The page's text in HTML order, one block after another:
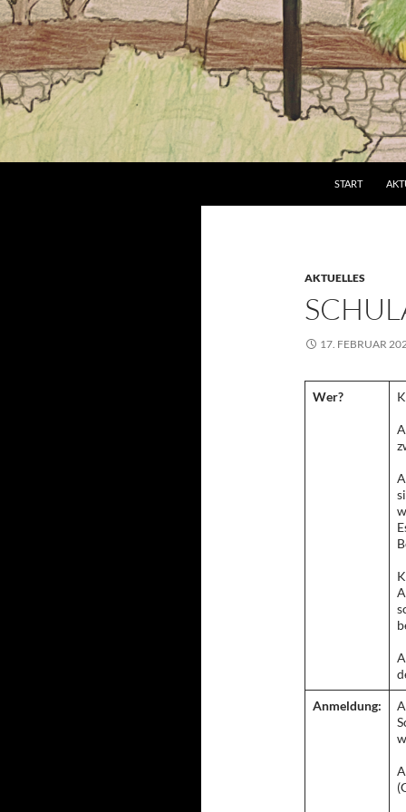
START
AKTUELLES
17. FEBRUAR
Wer?
Anmeldung: